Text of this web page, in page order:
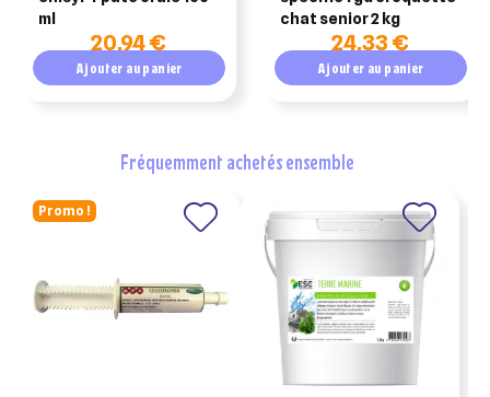
ml
20,94 €
Ajouter au panier
chat senior 2 kg
24,33 €
Ajouter au panier
fréquemment achetés ensemble
Promo !